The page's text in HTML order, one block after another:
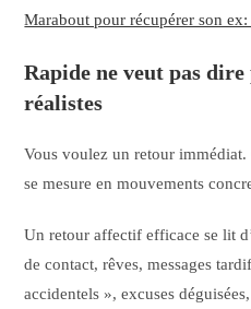
Marabout pour récupérer son
Rapide ne veut pas
réalistes
Vous voulez un retour immédiat.
se mesure en mouvements
Un retour affectif efficace se lit
de contact, rêves, messages
accidentels », excuses